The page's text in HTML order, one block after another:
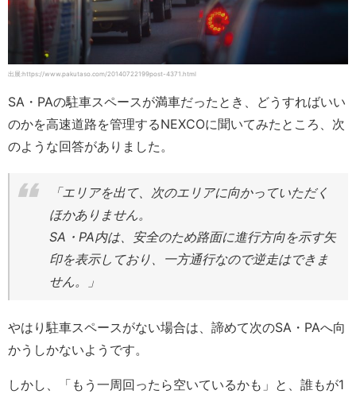
出展:https://www.pakutaso.com/20140722199post-4371.html
SA・PAの駐車スペースが満車だったとき、どうすればいい
のかを高速道路を管理するNEXCOに聞いてみたところ、次
のような回答がありました。
「エリアを出て、次のエリアに向かっていただく
ほかありません。
SA・PA内は、安全のため路面に進行方向を示す矢
印を表示しており、一方通行なので逆走はできま
せん。」
やはり駐車スペースがない場合は、諦めて次のSA・PAへ向
かうしかないようです。
しかし、「もう一周回ったら空いているかも」と、誰もが1